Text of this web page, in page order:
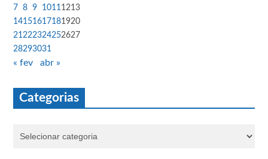
7 8 9 1011 1213
14151617181920
21 222324252627
28293031
« fev abr »
Categorias